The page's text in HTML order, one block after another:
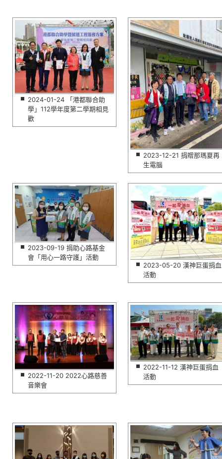
2024-01-24 「港都聯合助
學」112學年度第二學期相見
歡
2023-12-21 捐贈那瑪夏再
生電腦
2023-09-19 捐助心路基金
會「用心一路守護」活動
2023-05-20 漢神巨蛋捐血
活動
2022-11-20 2022心路慈善
音樂會
2022-11-12 漢神巨蛋捐血
活動